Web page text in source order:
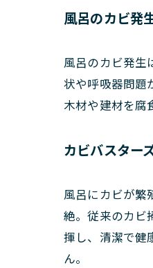
風呂のカビ発
風呂のカビ発生
状や呼吸器問題
木材や建材を腐
カビバスター
風呂にカビが繁
絶。従来のカビ
揮し、清潔で健
ん。